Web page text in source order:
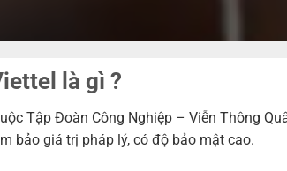
là gì ?
Tập Đoàn Công Nghiệp – Viễn Thông
bảo giá trị pháp lý, có độ bảo mật cao.